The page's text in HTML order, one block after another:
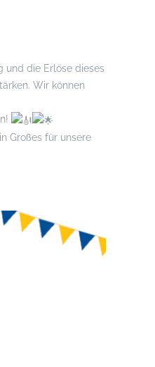
und die Erlöse dieses
Wir können
Großes für unsere